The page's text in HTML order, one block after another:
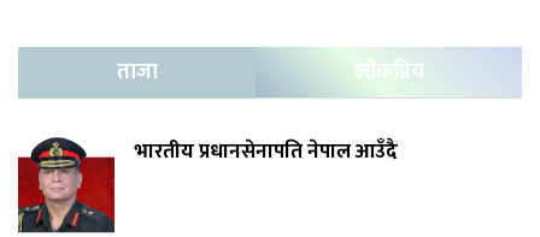
ताजा लोकप्रिय
भारतीय प्रधानसेनापति नेपाल आउँदै